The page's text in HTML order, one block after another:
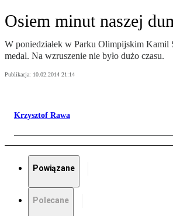
Osiem minut naszej
W poniedziałek w Parku Olimpijskim Kamil
medal. Na wzruszenie nie było dużo czasu.
Publikacja: 10.02.2014 21:14
Krzysztof Rawa
Powiązane
Polecane